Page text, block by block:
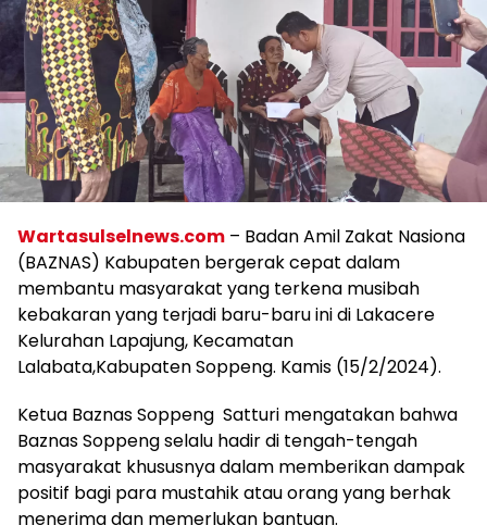
Wartasulselnews.com – Badan Amil Zakat Nasiona
(BAZNAS) Kabupaten bergerak cepat dalam
membantu masyarakat yang terkena musibah
kebakaran yang terjadi baru-baru ini di Lakacere
Kelurahan Lapajung, Kecamatan
Lalabata,Kabupaten Soppeng. Kamis (15/2/2024).
Ketua Baznas Soppeng Satturi mengatakan bahwa
Baznas Soppeng selalu hadir di tengah-tengah
masyarakat khususnya dalam memberikan dampak
positif bagi para mustahik atau orang yang berhak
menerima dan memerlukan bantuan.